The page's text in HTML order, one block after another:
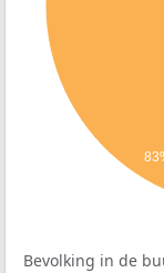
Bevolking in de